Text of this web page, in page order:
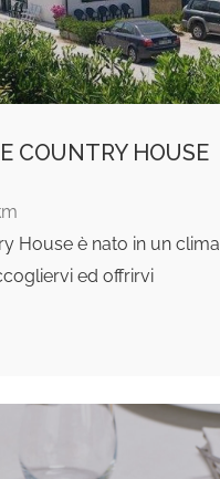
COUNTRY HOUSE
House è nato in un clima
ed offrirvi